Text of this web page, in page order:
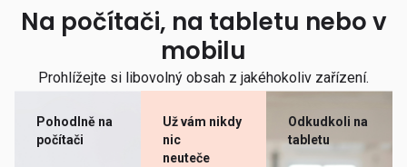
Na počítači, na tabletu nebo v
mobilu
Prohlížejte si libovolný obsah z jakéhokoliv zařízení.
Pohodlně na
počítači
Už vám nikdy
nic
neuteče
Odkudkoli na
tabletu